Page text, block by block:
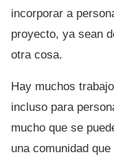
incorporar a
proyecto, ya sean
otra cosa.
Hay muchos
incluso para
mucho que se
una comunidad